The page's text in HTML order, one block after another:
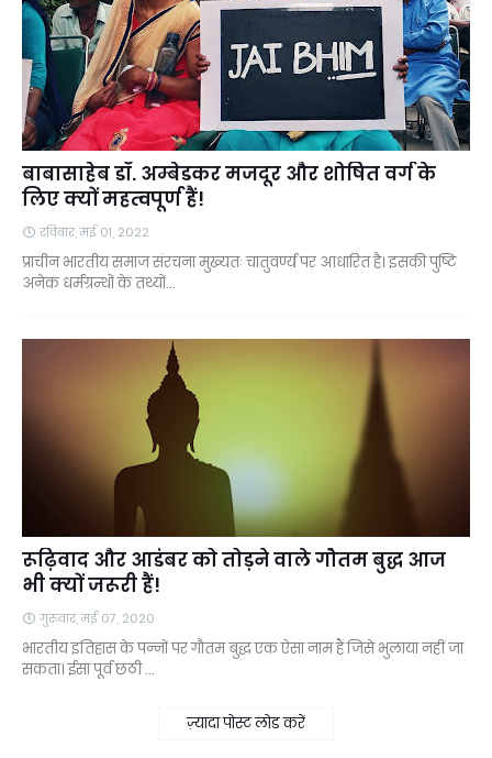
बाबासाहेब डॉ. अम्बेडकर मजदूर और शोषित वर्ग के
लिए क्यों महत्वपूर्ण हैं!
रविवार, मई 01, 2022
प्राचीन भारतीय समाज संरचना मुख्यतः चातुवर्ण्य पर आधारित है। इसकी पुष्टि
अनेक धर्मग्रन्थों के तथ्यों…
रूढ़िवाद और आडंबर को तोड़ने वाले गौतम बुद्ध आज
भी क्यों जरूरी हैं!
गुरुवार, मई 07, 2020
भारतीय इतिहास के पन्नों पर गौतम बुद्ध एक ऐसा नाम हैं जिसे भुलाया नहीं जा
सकता। ईसा पूर्व छठी …
ज़्यादा पोस्ट लोड करें